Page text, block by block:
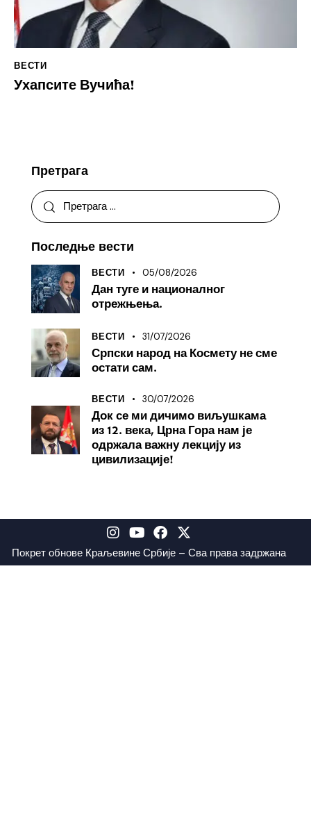
ВЕСТИ
Ухапсите Вучића!
Претрага
Последње вести
ВЕСТИ 05/08/2026
Дан туге и националног
отрежњења.
ВЕСТИ 31/07/2026
Српски народ на Космету не сме
остати сам.
ВЕСТИ 30/07/2026
Док се ми дичимо виљушкама
из 12. века, Црна Гора нам је
одржала важну лекцију из
цивилизације!
Покрет обнове Краљевине Србије – Сва права задржана